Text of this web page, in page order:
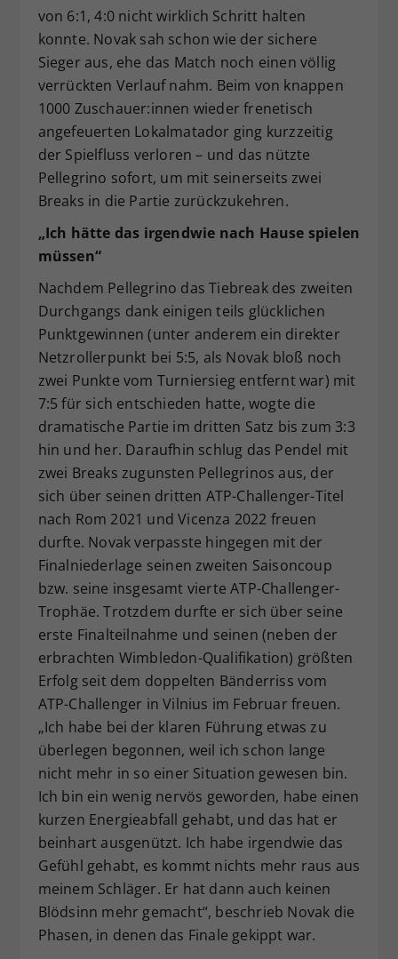
von 6:1, 4:0 nicht wirklich Schritt halten
konnte. Novak sah schon wie der sichere
Sieger aus, ehe das Match noch einen völlig
verrückten Verlauf nahm. Beim von knappen
1000 Zuschauer:innen wieder frenetisch
angefeuerten Lokalmatador ging kurzzeitig
der Spielfluss verloren – und das nützte
Pellegrino sofort, um mit seinerseits zwei
Breaks in die Partie zurückzukehren.
„Ich hätte das irgendwie nach Hause spielen
müssen“
Nachdem Pellegrino das Tiebreak des zweiten
Durchgangs dank einigen teils glücklichen
Punktgewinnen (unter anderem ein direkter
Netzrollerpunkt bei 5:5, als Novak bloß noch
zwei Punkte vom Turniersieg entfernt war) mit
7:5 für sich entschieden hatte, wogte die
dramatische Partie im dritten Satz bis zum 3:3
hin und her. Daraufhin schlug das Pendel mit
zwei Breaks zugunsten Pellegrinos aus, der
sich über seinen dritten ATP-Challenger-Titel
nach Rom 2021 und Vicenza 2022 freuen
durfte. Novak verpasste hingegen mit der
Finalniederlage seinen zweiten Saisoncoup
bzw. seine insgesamt vierte ATP-Challenger-
Trophäe. Trotzdem durfte er sich über seine
erste Finalteilnahme und seinen (neben der
erbrachten Wimbledon-Qualifikation) größten
Erfolg seit dem doppelten Bänderriss vom
ATP-Challenger in Vilnius im Februar freuen.
„Ich habe bei der klaren Führung etwas zu
überlegen begonnen, weil ich schon lange
nicht mehr in so einer Situation gewesen bin.
Ich bin ein wenig nervös geworden, habe einen
kurzen Energieabfall gehabt, und das hat er
beinhart ausgenützt. Ich habe irgendwie das
Gefühl gehabt, es kommt nichts mehr raus aus
meinem Schläger. Er hat dann auch keinen
Blödsinn mehr gemacht“, beschrieb Novak die
Phasen, in denen das Finale gekippt war.